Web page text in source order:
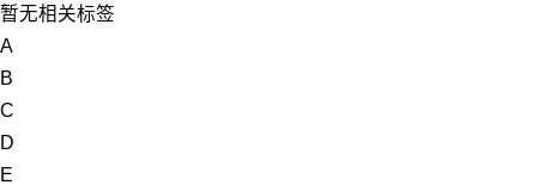
暂无相关标签
A
B
C
D
E